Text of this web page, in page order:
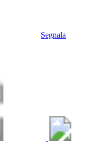
Segnala